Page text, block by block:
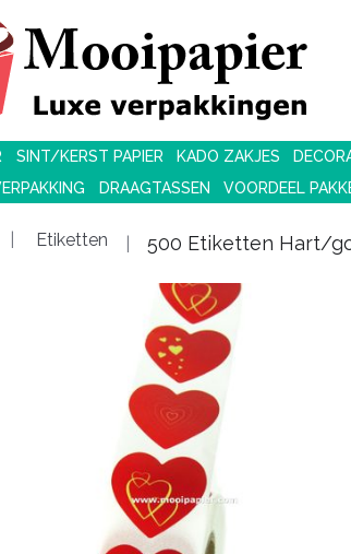
SINT/KERST PAPIER KADO ZAKJES
DRAAGTASSEN VOORDEEL
Etiketten 500 Etiketten Hart/